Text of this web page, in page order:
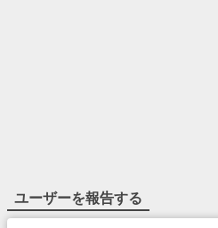
ユーザーを報告する